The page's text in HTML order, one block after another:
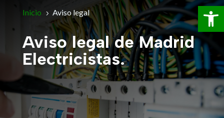
Abrir
Inicio 5 Aviso legal
Aviso legal de Madrid
Electricistas.